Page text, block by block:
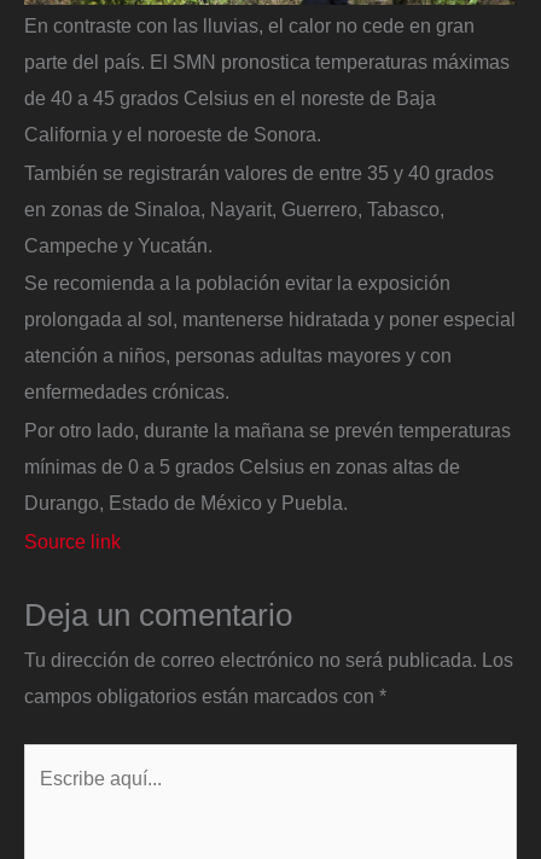
En contraste con las lluvias, el calor no cede en gran
parte del país. El SMN pronostica temperaturas máximas
de 40 a 45 grados Celsius en el noreste de Baja
California y el noroeste de Sonora.
También se registrarán valores de entre 35 y 40 grados
en zonas de Sinaloa, Nayarit, Guerrero, Tabasco,
Campeche y Yucatán.
Se recomienda a la población evitar la exposición
prolongada al sol, mantenerse hidratada y poner especial
atención a niños, personas adultas mayores y con
enfermedades crónicas.
Por otro lado, durante la mañana se prevén temperaturas
mínimas de 0 a 5 grados Celsius en zonas altas de
Durango, Estado de México y Puebla.
Source link
Deja un comentario
Tu dirección de correo electrónico no será publicada. Los
campos obligatorios están marcados con *